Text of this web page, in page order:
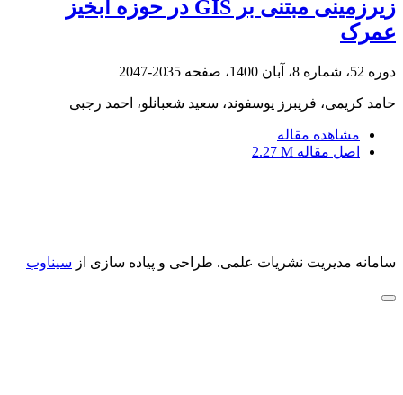
زیرزمینی مبتنی بر GIS در حوزه آبخیز
عمرک
دوره 52، شماره 8، آبان 1400، صفحه 2035-2047
حامد کریمی، فریبرز یوسفوند، سعید شعبانلو، احمد رجبی
مشاهده مقاله
اصل مقاله 2.27 M
سامانه مدیریت نشریات علمی. طراحی و پیاده سازی از سیناوب